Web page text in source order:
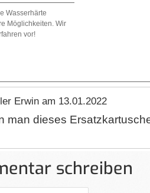
Wasserhärte
Möglichkeiten. Wir
vor!
Erwin am 13.01.2022
man dieses
schreiben